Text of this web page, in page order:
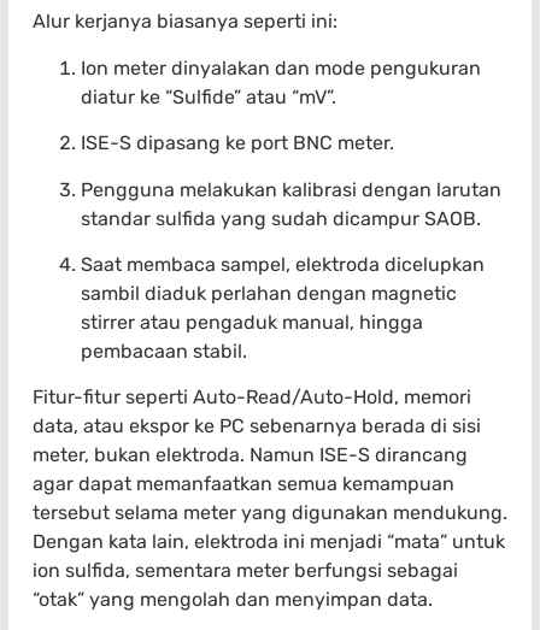
Alur kerjanya biasanya seperti ini:
Ion meter dinyalakan dan mode pengukuran
diatur ke “Sulfide” atau “mV”.
ISE-S dipasang ke port BNC meter.
Pengguna melakukan kalibrasi dengan larutan
standar sulfida yang sudah dicampur SAOB.
Saat membaca sampel, elektroda dicelupkan
sambil diaduk perlahan dengan magnetic
stirrer atau pengaduk manual, hingga
pembacaan stabil.
Fitur-fitur seperti Auto-Read/Auto-Hold, memori
data, atau ekspor ke PC sebenarnya berada di sisi
meter, bukan elektroda. Namun ISE-S dirancang
agar dapat memanfaatkan semua kemampuan
tersebut selama meter yang digunakan mendukung.
Dengan kata lain, elektroda ini menjadi “mata” untuk
ion sulfida, sementara meter berfungsi sebagai
“otak” yang mengolah dan menyimpan data.